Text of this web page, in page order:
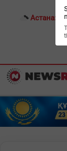
Астана: